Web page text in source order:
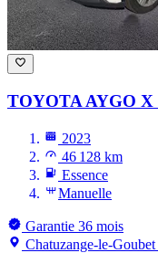
TOYOTA AYGO X
2023
46 128 km
Essence
Manuelle
Garantie 36 mois
Chatuzange-le-